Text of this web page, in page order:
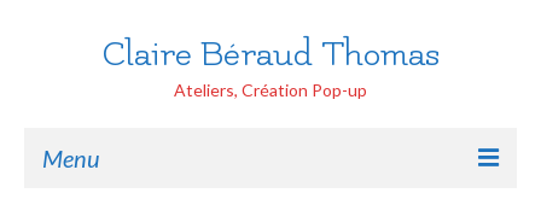
Claire Béraud Thomas
Ateliers, Création Pop-up
Menu